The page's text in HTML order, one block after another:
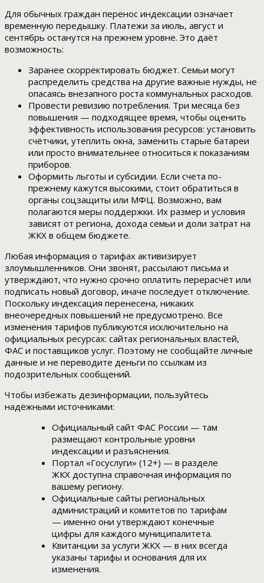
Для обычных граждан перенос индексации означает
временную передышку. Платежи за июль, август и
сентябрь останутся на прежнем уровне. Это даёт
возможность:
Заранее скорректировать бюджет. Семьи могут
распределить средства на другие важные нужды, не
опасаясь внезапного роста коммунальных расходов.
Провести ревизию потребления. Три месяца без
повышения — подходящее время, чтобы оценить
эффективность использования ресурсов: установить
счётчики, утеплить окна, заменить старые батареи
или просто внимательнее относиться к показаниям
приборов.
Оформить льготы и субсидии. Если счета по-
прежнему кажутся высокими, стоит обратиться в
органы соцзащиты или МФЦ. Возможно, вам
полагаются меры поддержки. Их размер и условия
зависят от региона, дохода семьи и доли затрат на
ЖКХ в общем бюджете.
Любая информация о тарифах активизирует
злоумышленников. Они звонят, рассылают письма и
утверждают, что нужно срочно оплатить перерасчёт или
подписать новый договор, иначе последует отключение.
Поскольку индексация перенесена, никаких
внеочередных повышений не предусмотрено. Все
изменения тарифов публикуются исключительно на
официальных ресурсах: сайтах региональных властей,
ФАС и поставщиков услуг. Поэтому не сообщайте личные
данные и не переводите деньги по ссылкам из
подозрительных сообщений.
Чтобы избежать дезинформации, пользуйтесь
надёжными источниками:
Официальный сайт ФАС России — там
размещают контрольные уровни
индексации и разъяснения.
Портал «Госуслуги» (12+) — в разделе
ЖКХ доступна справочная информация по
вашему региону.
Официальные сайты региональных
администраций и комитетов по тарифам
— именно они утверждают конечные
цифры для каждого муниципалитета.
Квитанции за услуги ЖКХ — в них всегда
указаны тарифы и основания для их
изменения.